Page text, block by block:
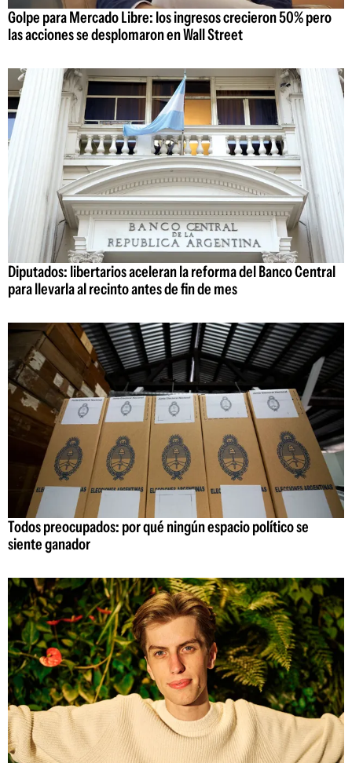
Golpe para Mercado Libre: los ingresos crecieron 50% pero
las acciones se desplomaron en Wall Street
Diputados: libertarios aceleran la reforma del Banco Central
para llevarla al recinto antes de fin de mes
Todos preocupados: por qué ningún espacio político se
siente ganador